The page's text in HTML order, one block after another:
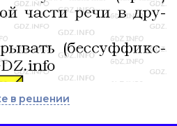
в решении